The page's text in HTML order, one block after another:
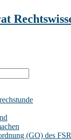
(GO) des FSR